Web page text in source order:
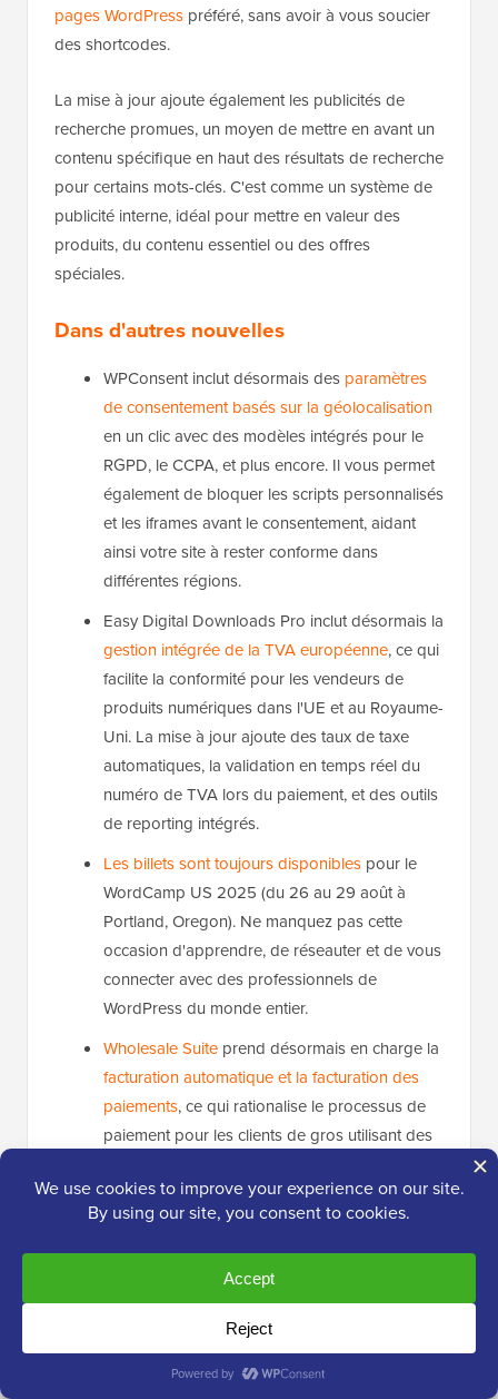
pages WordPress préféré, sans avoir à vous soucier
des shortcodes.
La mise à jour ajoute également les publicités de
recherche promues, un moyen de mettre en avant un
contenu spécifique en haut des résultats de recherche
pour certains mots-clés. C'est comme un système de
publicité interne, idéal pour mettre en valeur des
produits, du contenu essentiel ou des offres
spéciales.
Dans d'autres nouvelles
WPConsent inclut désormais des paramètres
de consentement basés sur la géolocalisation
en un clic avec des modèles intégrés pour le
RGPD, le CCPA, et plus encore. Il vous permet
également de bloquer les scripts personnalisés
et les iframes avant le consentement, aidant
ainsi votre site à rester conforme dans
différentes régions.
Easy Digital Downloads Pro inclut désormais la
gestion intégrée de la TVA européenne, ce qui
facilite la conformité pour les vendeurs de
produits numériques dans l'UE et au Royaume-
Uni. La mise à jour ajoute des taux de taxe
automatiques, la validation en temps réel du
numéro de TVA lors du paiement, et des outils
de reporting intégrés.
Les billets sont toujours disponibles pour le
WordCamp US 2025 (du 26 au 29 août à
Portland, Oregon). Ne manquez pas cette
occasion d'apprendre, de réseauter et de vous
connecter avec des professionnels de
WordPress du monde entier.
Wholesale Suite prend désormais en charge la
facturation automatique et la facturation des
paiements, ce qui rationalise le processus de
paiement pour les clients de gros utilisant des
temps considérable pour la gestion des
paiements B2B récurrents.
des mises à niveau majeures. Celles-ci incluent
la conformité à la norme d'accessibilité WCAG
2.2 AA, des liens de paiement partageables,
des performances de panier améliorées et un